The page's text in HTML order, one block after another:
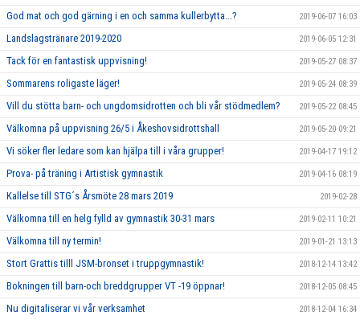
God mat och god gärning i en och samma kullerbytta...? 2019-06-07 16:03
Landslagstränare 2019-2020 2019-06-05 12:31
Tack för en fantastisk uppvisning! 2019-05-27 08:37
Sommarens roligaste läger! 2019-05-24 08:39
Vill du stötta barn- och ungdomsidrotten och bli vår stödmedlem? 2019-05-22 08:45
Välkomna på uppvisning 26/5 i Åkeshovsidrottshall 2019-05-20 09:21
Vi söker fler ledare som kan hjälpa till i våra grupper! 2019-04-17 19:12
Prova- på träning i Artistisk gymnastik 2019-04-16 08:19
Kallelse till STG´s Årsmöte 28 mars 2019 2019-02-28
Välkomna till en helg fylld av gymnastik 30-31 mars 2019-02-11 10:21
Välkomna till ny termin! 2019-01-21 13:13
Stort Grattis tilll JSM-bronset i truppgymnastik! 2018-12-14 13:42
Bokningen till barn-och breddgrupper VT -19 öppnar! 2018-12-05 08:45
Nu digitaliserar vi vår verksamhet 2018-12-04 16:34